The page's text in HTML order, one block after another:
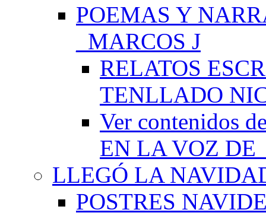
POEMAS Y
_MARCOS J
RELATOS
TENLLADO
Ver contenidos
EN LA VOZ DE
LLEGÓ LA
POSTRES